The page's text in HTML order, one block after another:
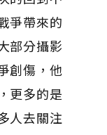
爭帶來的
部分攝影
創傷，他
更多的是
人去關注